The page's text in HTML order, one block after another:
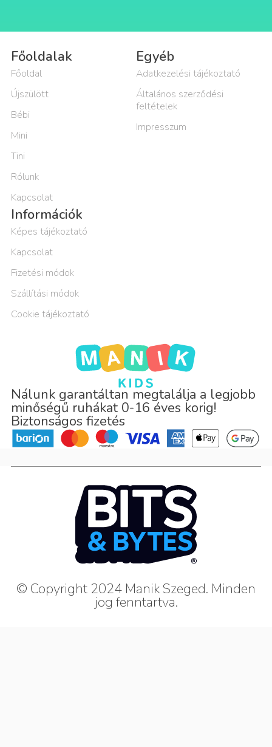
Nálunk garantáltan megtalálja a legjobb
minőségű ruhákat 0-16 éves korig!
Biztonságos fizetés
Főoldalak
Főoldal
Újszülött
Bébi
Mini
Tini
Rólunk
Kapcsolat
Egyéb
Adatkezelési tájékoztató
Általános szerződési
feltételek
Impresszum
Információk
Képes tájékoztató
Kapcsolat
Fizetési módok
Szállítási módok
Cookie tájékoztató
© Copyright 2024 Manik Szeged. Minden
jog fenntartva.